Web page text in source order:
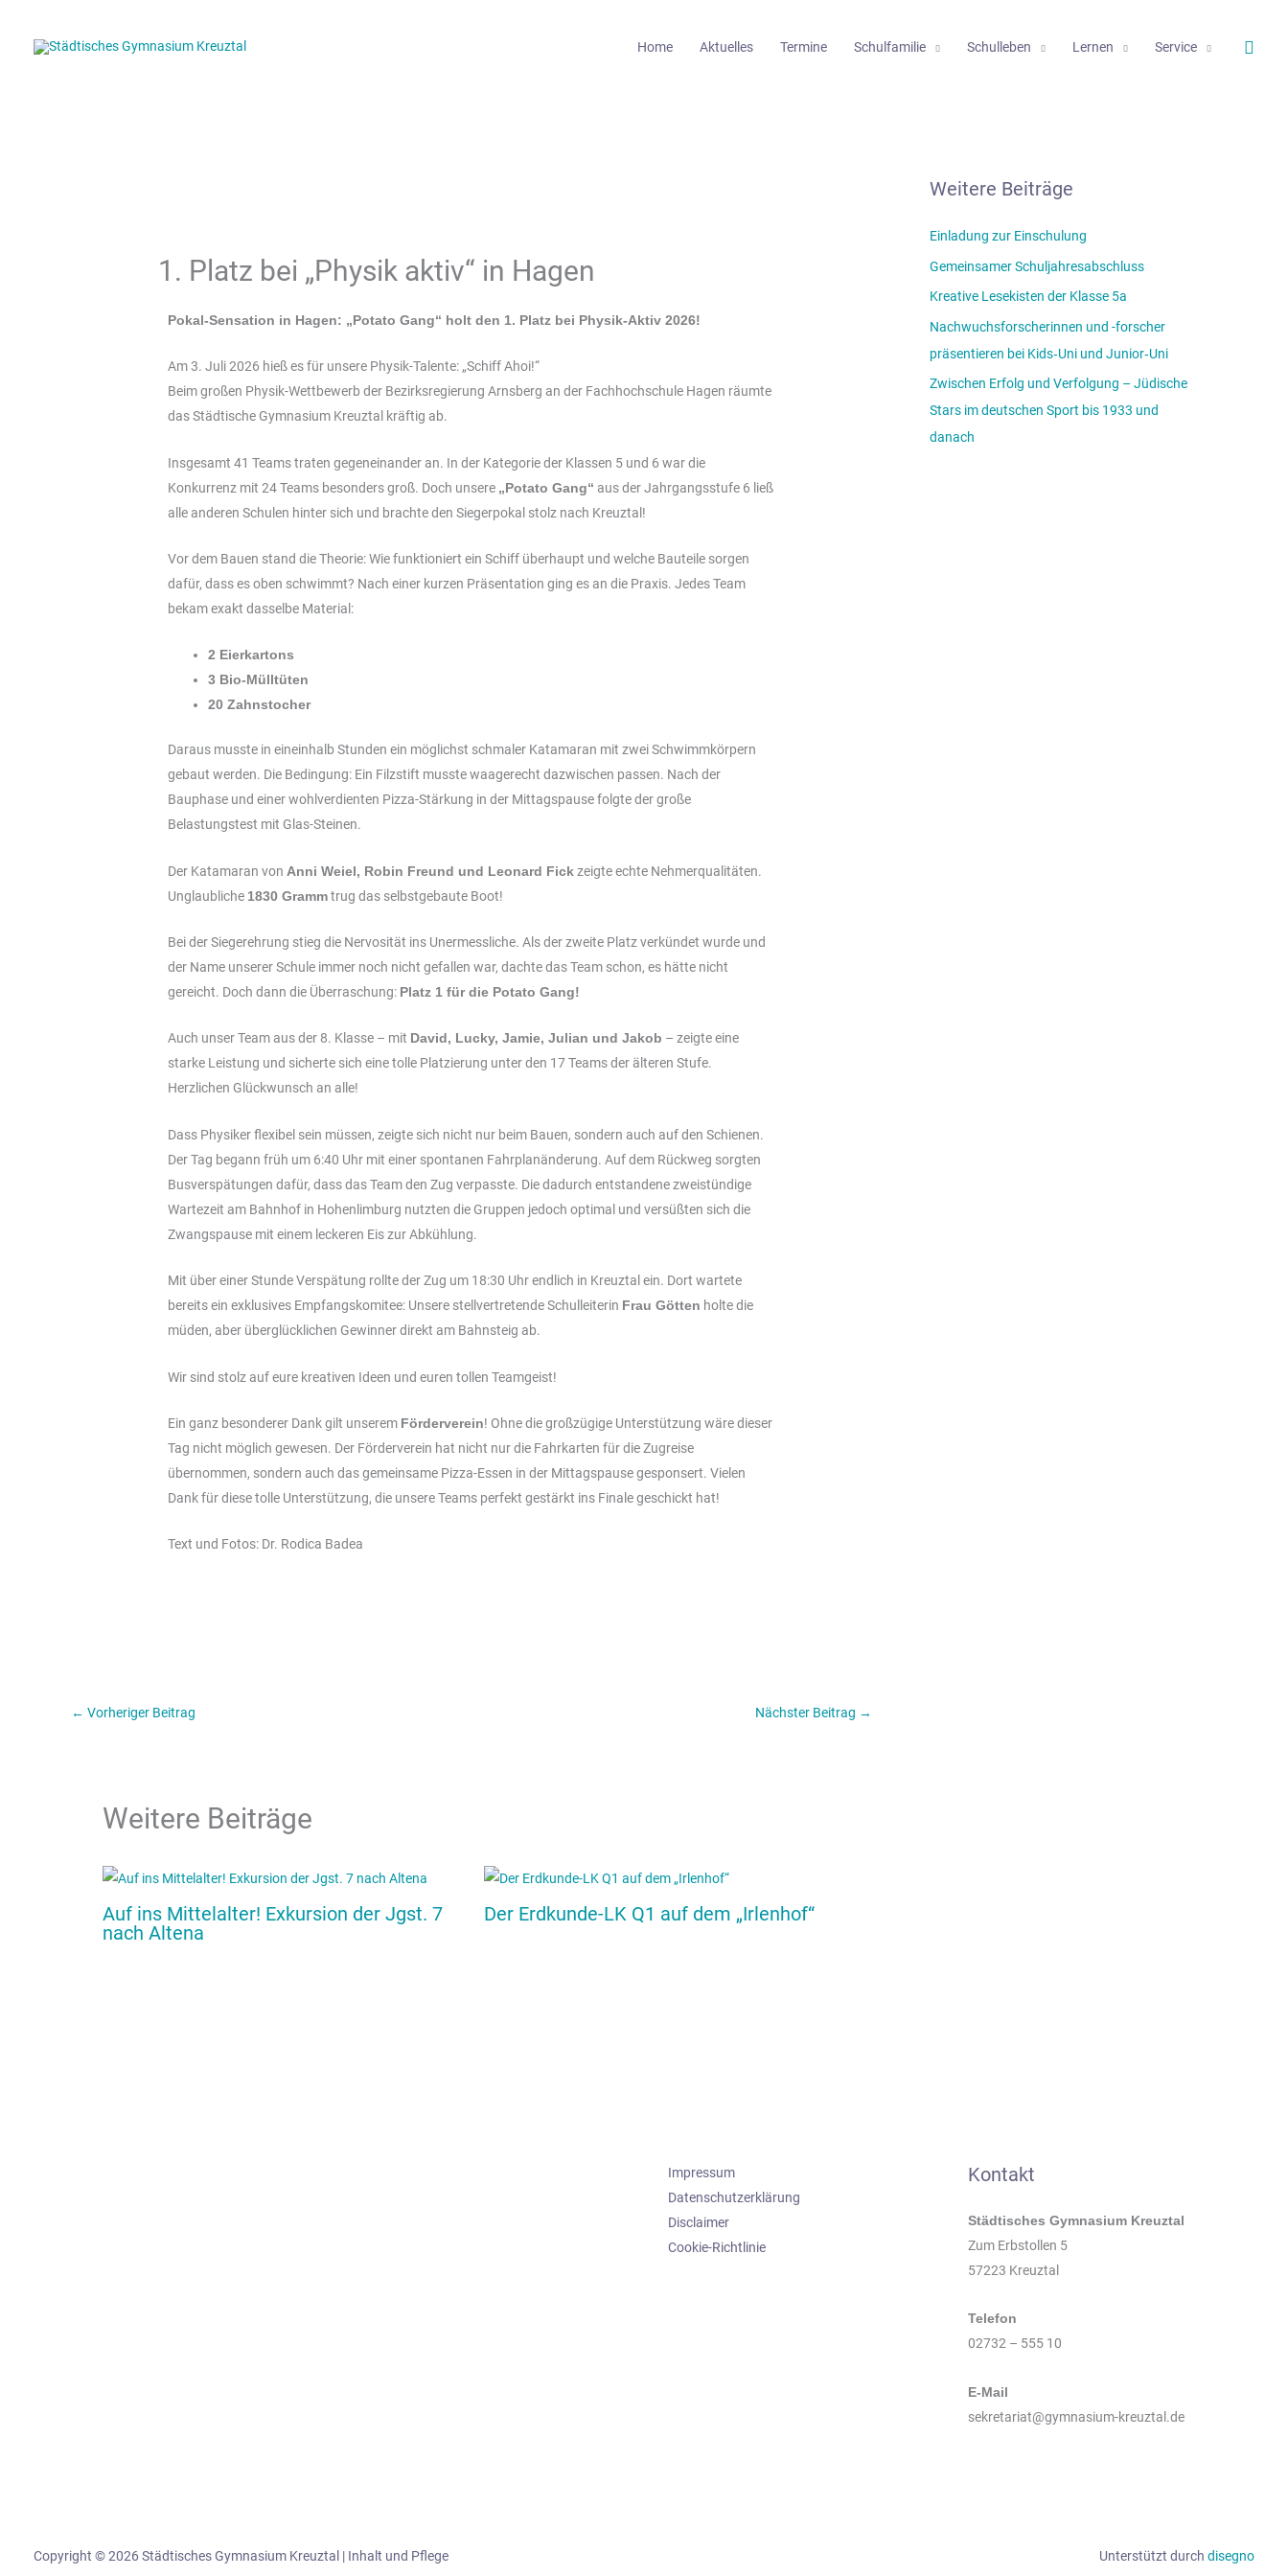
Home Aktuelles Termine Schulfamilie Schulleben Lernen Service
1. Platz bei „Physik aktiv“ in Hagen
Pokal-Sensation in Hagen: „Potato Gang“ holt den 1. Platz bei Physik-Aktiv 2026!
Am 3. Juli 2026 hieß es für unsere Physik-Talente: „Schiff Ahoi!“
Beim großen Physik-Wettbewerb der Bezirksregierung Arnsberg an der Fachhochschule Hagen räumte
das Städtische Gymnasium Kreuztal kräftig ab.
Insgesamt 41 Teams traten gegeneinander an. In der Kategorie der Klassen 5 und 6 war die
Konkurrenz mit 24 Teams besonders groß. Doch unsere „Potato Gang“ aus der Jahrgangsstufe 6 ließ
alle anderen Schulen hinter sich und brachte den Siegerpokal stolz nach Kreuztal!
Vor dem Bauen stand die Theorie: Wie funktioniert ein Schiff überhaupt und welche Bauteile sorgen
dafür, dass es oben schwimmt? Nach einer kurzen Präsentation ging es an die Praxis. Jedes Team
bekam exakt dasselbe Material:
2 Eierkartons
3 Bio-Mülltüten
20 Zahnstocher
Daraus musste in eineinhalb Stunden ein möglichst schmaler Katamaran mit zwei Schwimmkörpern
gebaut werden. Die Bedingung: Ein Filzstift musste waagerecht dazwischen passen. Nach der
Bauphase und einer wohlverdienten Pizza-Stärkung in der Mittagspause folgte der große
Belastungstest mit Glas-Steinen.
Der Katamaran von Anni Weiel, Robin Freund und Leonard Fickzeigte echte Nehmerqualitäten.
Unglaubliche 1830 Grammtrug das selbstgebaute Boot!
Bei der Siegerehrung stieg die Nervosität ins Unermessliche. Als der zweite Platz verkündet wurde und
der Name unserer Schule immer noch nicht gefallen war, dachte das Team schon, es hätte nicht
gereicht. Doch dann die Überraschung: Platz 1 für die Potato Gang!
Auch unser Team aus der 8. Klasse – mit David, Lucky, Jamie, Julian und Jakob – zeigte eine
starke Leistung und sicherte sich eine tolle Platzierung unter den 17 Teams der älteren Stufe.
Herzlichen Glückwunsch an alle!
Dass Physiker flexibel sein müssen, zeigte sich nicht nur beim Bauen, sondern auch auf den Schienen.
Der Tag begann früh um 6:40 Uhr mit einer spontanen Fahrplanänderung. Auf dem Rückweg sorgten
Busverspätungen dafür, dass das Team den Zug verpasste. Die dadurch entstandene zweistündige
Wartezeit am Bahnhof in Hohenlimburg nutzten die Gruppen jedoch optimal und versüßten sich die
Zwangspause mit einem leckeren Eis zur Abkühlung.
Mit über einer Stunde Verspätung rollte der Zug um 18:30 Uhr endlich in Kreuztal ein. Dort wartete
bereits ein exklusives Empfangskomitee: Unsere stellvertretende Schulleiterin Frau Götten holte die
müden, aber überglücklichen Gewinner direkt am Bahnsteig ab.
Wir sind stolz auf eure kreativen Ideen und euren tollen Teamgeist!
Ein ganz besonderer Dank gilt unserem Förderverein! Ohne die großzügige Unterstützung wäre dieser
Tag nicht möglich gewesen. Der Förderverein hat nicht nur die Fahrkarten für die Zugreise
übernommen, sondern auch das gemeinsame Pizza-Essen in der Mittagspause gesponsert. Vielen
Dank für diese tolle Unterstützung, die unsere Teams perfekt gestärkt ins Finale geschickt hat!
Text und Fotos: Dr. Rodica Badea
← Vorheriger Beitrag Nächster Beitrag →
Weitere Beiträge
Auf ins Mittelalter! Exkursion der Jgst. 7
nach Altena
Der Erdkunde-LK Q1 auf dem „Irlenhof“
Weitere Beiträge
Einladung zur Einschulung
Gemeinsamer Schuljahresabschluss
Kreative Lesekisten der Klasse 5a
Nachwuchsforscherinnen und -forscher
präsentieren bei Kids‑Uni und Junior‑Uni
Zwischen Erfolg und Verfolgung – Jüdische
Stars im deutschen Sport bis 1933 und
danach
Impressum
Datenschutzerklärung
Disclaimer
Cookie-Richtlinie
Kontakt
Städtisches Gymnasium Kreuztal
Zum Erbstollen 5
57223 Kreuztal
Telefon
02732 – 555 10
E-Mail
sekretariat@gymnasium-kreuztal.de
Copyright © 2026 Städtisches Gymnasium Kreuztal | Inhalt und Pflege Unterstützt durch disegno